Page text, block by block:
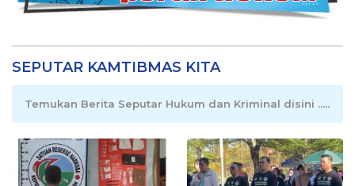
SEPUTAR KAMTIBMAS KITA
Temukan Berita Seputar Hukum dan Kriminal disini .....